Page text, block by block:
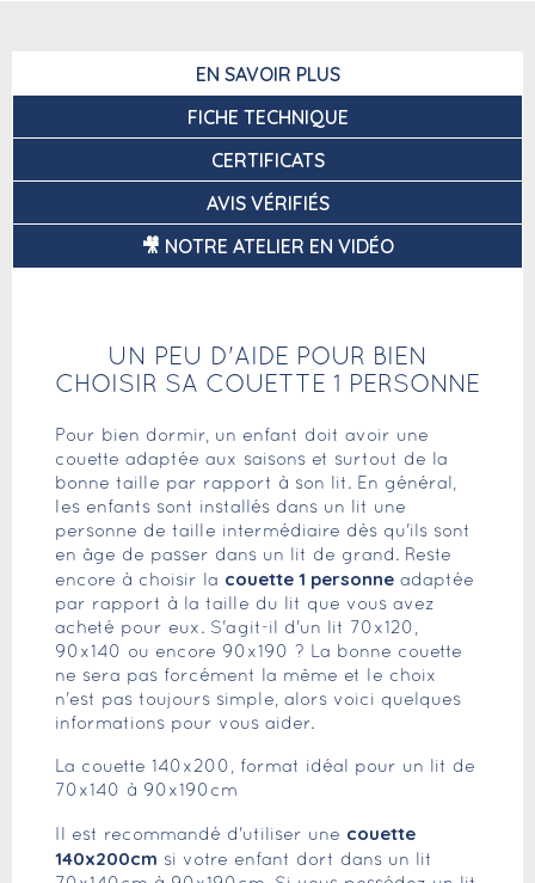
EN SAVOIR PLUS
FICHE TECHNIQUE
CERTIFICATS
AVIS VÉRIFIÉS
🎥 NOTRE ATELIER EN VIDÉO
UN PEU D'AIDE POUR BIEN
CHOISIR SA COUETTE 1 PERSONNE
Pour bien dormir, un enfant doit avoir une
couette adaptée aux saisons et surtout de la
bonne taille par rapport à son lit. En général,
les enfants sont installés dans un lit une
personne de taille intermédiaire dès qu'ils sont
en âge de passer dans un lit de grand. Reste
encore à choisir la couette 1 personne adaptée
par rapport à la taille du lit que vous avez
acheté pour eux. S'agit-il d'un lit 70x120,
90x140 ou encore 90x190 ? La bonne couette
ne sera pas forcément la même et le choix
n'est pas toujours simple, alors voici quelques
informations pour vous aider.
La couette 140x200, format idéal pour un lit de
70x140 à 90x190cm
Il est recommandé d'utiliser une couette
140x200cm si votre enfant dort dans un lit